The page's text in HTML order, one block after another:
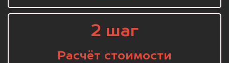
2 шаг
Расчёт стоимости